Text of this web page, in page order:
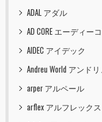
ADAL アダル
AD CORE エーディー
AIDEC アイデック
Andreu World アンド
arper アルペール
arflex アルフレックス